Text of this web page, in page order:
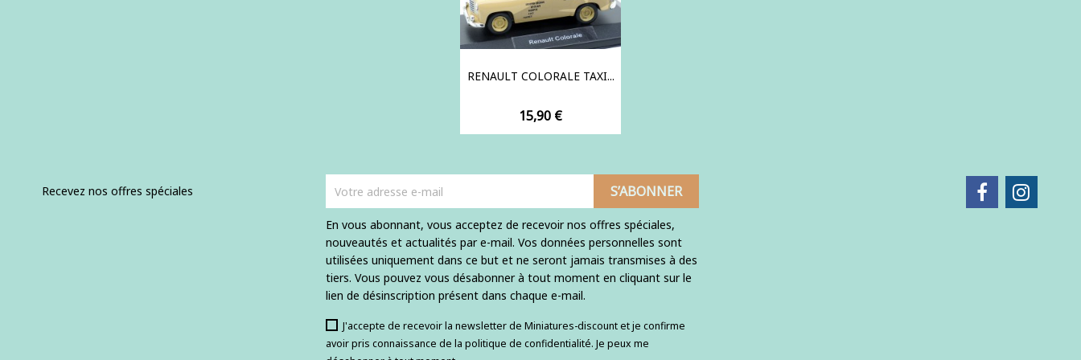
RENAULT COLORALE TAXI...
Prix
15,90 €
Recevez nos offres spéciales
En vous abonnant, vous acceptez de recevoir nos offres spéciales,
nouveautés et actualités par e-mail. Vos données personnelles sont
utilisées uniquement dans ce but et ne seront jamais transmises à des
tiers. Vous pouvez vous désabonner à tout moment en cliquant sur le
lien de désinscription présent dans chaque e-mail.
J'accepte de recevoir la newsletter de Miniatures-discount et je confirme
avoir pris connaissance de la politique de confidentialité. Je peux me